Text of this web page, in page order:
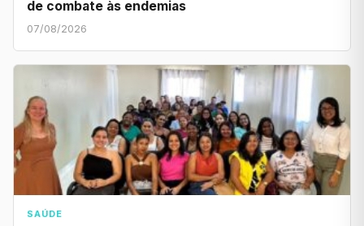
de combate às endemias
07/08/2026
SAÚDE